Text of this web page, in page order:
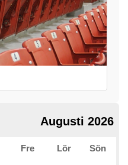
Augusti 2026
Fre Lör Sön